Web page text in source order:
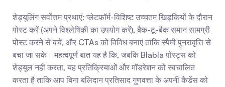
शेड्यूलिंग सर्वोत्तम प्रथाएं: प्लेटफ़ॉर्म-विशिष्ट उच्चतम खिड़कियों के दौरान
पोस्ट करें (अपने विश्लेषिकी का उपयोग करें), बैक-टू-बैक समान सामग्री
पोस्ट करने से बचें, और CTAs को विविध बनाएं ताकि स्पैमी पुनरावृत्ति से
बचा जा सके। महत्वपूर्ण बात यह है कि, जबकि Blabla पोस्ट्स को
शेड्यूल नहीं करता, यह प्रतिक्रियाओं और मॉडरेशन को स्वचालित
करता है ताकि आप बिना बलिदान प्रतिसाद गुणवत्ता के अपनी कैडेंस को